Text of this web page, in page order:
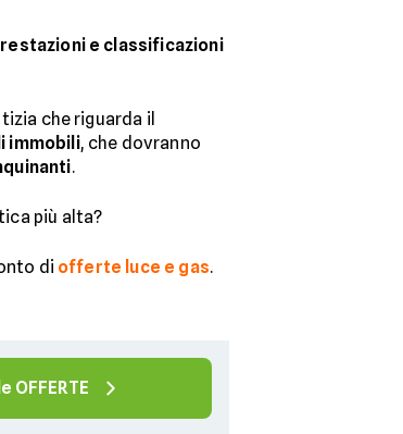
e classificazioni
che riguarda il
immobili, che dovranno
.
più alta?
di offerte luce e gas.
OFFERTE